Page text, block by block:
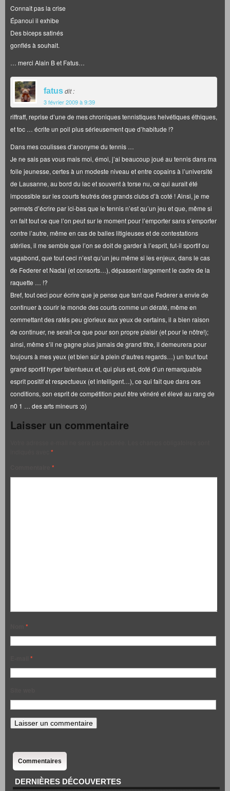
Connaît pas la crise
Épanoui il exhibe
Des biceps satinés
gonflés à souhait.
… merci Alain B et Fatus…
fatusdit :
3 février 2009 à 9:39
riffraff, reprise d’une de mes chroniques tennistiques helvétiques éthiques,
et toc … écrite un poil plus sérieusement que d’habitude !?
Dans mes coulisses d’anonyme du tennis …
Je ne sais pas vous mais moi, émoi, j’ai beaucoup joué au tennis dans ma
folle jeunesse, certes à un modeste niveau et entre copains à l’université
de Lausanne, au bord du lac et souvent à torse nu, ce qui aurait été
impossible sur les courts feutrés des grands clubs d’à coté ! Ainsi, je me
permets d’écrire par ici-bas que le tennis n’est qu’un jeu et que, même si
on fait tout ce que l’on peut sur le moment pour l’emporter sans s’emporter
contre l’autre, même en cas de balles litigieuses et de contestations
stériles, il me semble que l’on se doit de garder à l’esprit, fut-il sportif ou
vagabond, que tout ceci n’est qu’un jeu même si les enjeux, dans le cas
de Federer et Nadal (et consorts…), dépassent largement le cadre de la
raquette … !?
Bref, tout ceci pour écrire que je pense que tant que Federer a envie de
continuer à courir le monde des courts comme un dératé, même en
commettant des ratés peu glorieux aux yeux de certains, il a bien raison
de continuer, ne serait-ce que pour son propre plaisir (et pour le nôtre!);
ainsi, même s’il ne gagne plus jamais de grand titre, il demeurera pour
toujours à mes yeux (et bien sûr à plein d’autres regards…) un tout tout
grand sportif hyper talentueux et, qui plus est, doté d’un remarquable
esprit positif et respectueux (et intelligent…), ce qui fait que dans ces
conditions, son esprit de compétition peut être vénéré et élevé au rang de
n0 1 … des arts mineurs :o)
Laisser un commentaire
*
*
*
*
Commentaires
DERNIÈRES DÉCOUVERTES